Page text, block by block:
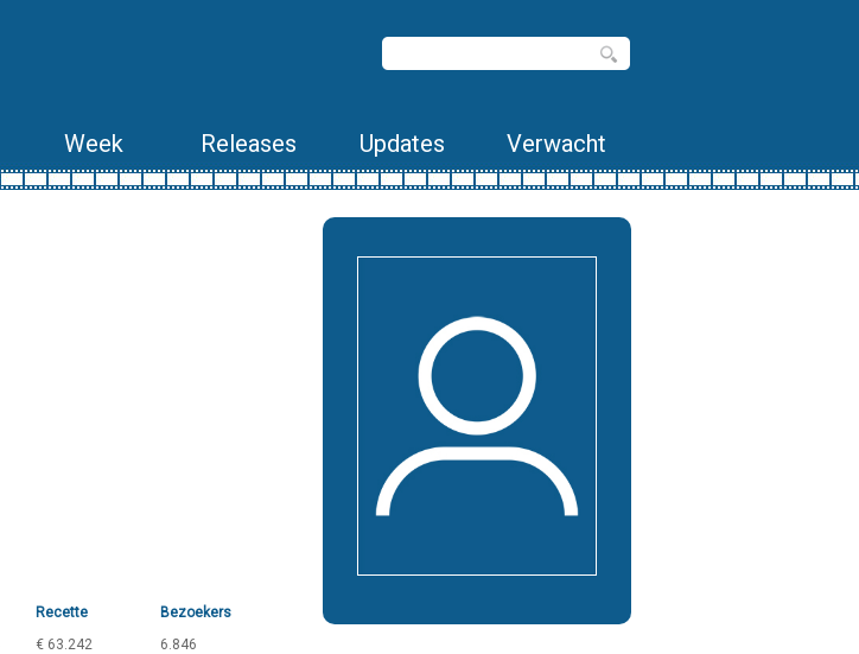
Week Releases Updates Verwacht
Recette
Bezoekers
€ 63.242 6.846